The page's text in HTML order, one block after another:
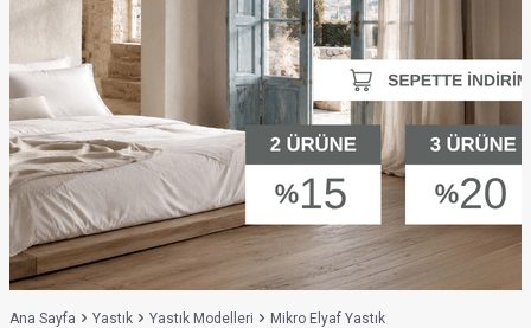
Ana Sayfa Yastık Yastık Modelleri Mikro Elyaf Yastık